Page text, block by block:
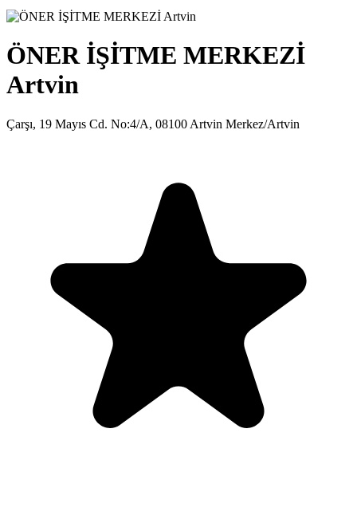
ÖNER İŞİTME MERKEZİ
Artvin
Çarşı, 19 Mayıs Cd. No:4/A, 08100 Artvin Merkez/Artvin